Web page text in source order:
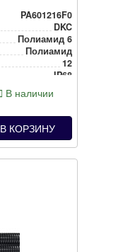
PA601216F0
DKC
Полиамид 6
Полиамид
12
IP68
Тем­но-се­рый
В наличии
В КОРЗИНУ